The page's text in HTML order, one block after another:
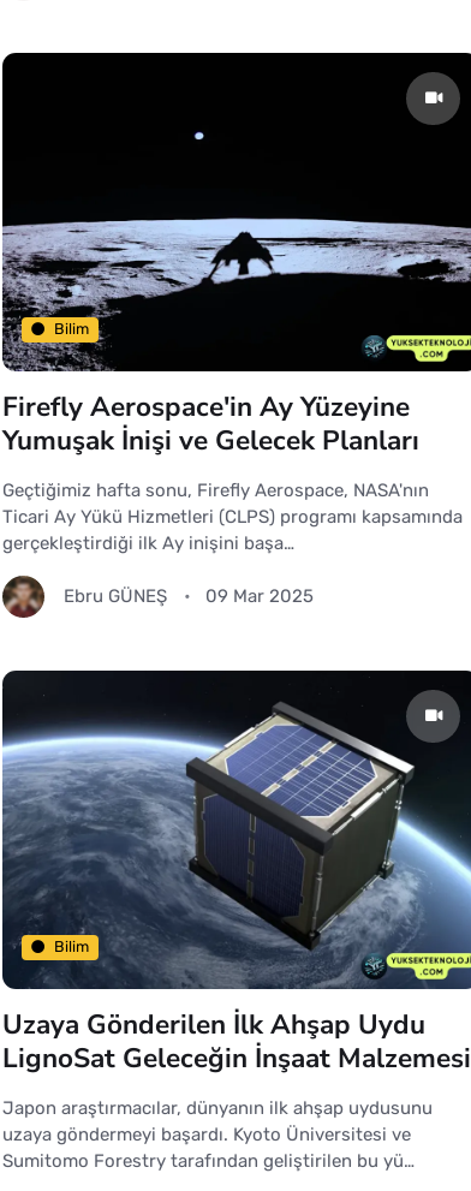
Bilim
Firefly Aerospace'in Ay Yüzeyine
Yumuşak İnişi ve Gelecek Planları
Geçtiğimiz hafta sonu, Firefly Aerospace, NASA'nın
Ticari Ay Yükü Hizmetleri (CLPS) programı kapsamında
gerçekleştirdiği ilk Ay inişini başa…
Ebru GÜNEŞ 09 Mar 2025
Bilim
Uzaya Gönderilen İlk Ahşap Uydu
LignoSat Geleceğin İnşaat Malzemesi
Japon araştırmacılar, dünyanın ilk ahşap uydusunu
uzaya göndermeyi başardı. Kyoto Üniversitesi ve
Sumitomo Forestry tarafından geliştirilen bu yü…